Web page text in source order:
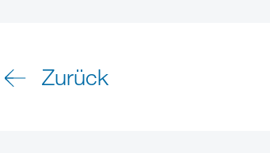
Zurück